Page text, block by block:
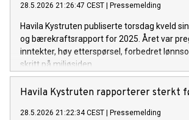
28.5.2026 21:26:47 CEST | Pressemelding
Havila Kystruten publiserte torsdag kveld
og bærekraftsrapport for 2025. Året var
inntekter, høy etterspørsel, forbedret
skritt på miljøsiden.
Havila Kystruten rapporterer sterkt
28.5.2026 21:22:34 CEST | Pressemelding